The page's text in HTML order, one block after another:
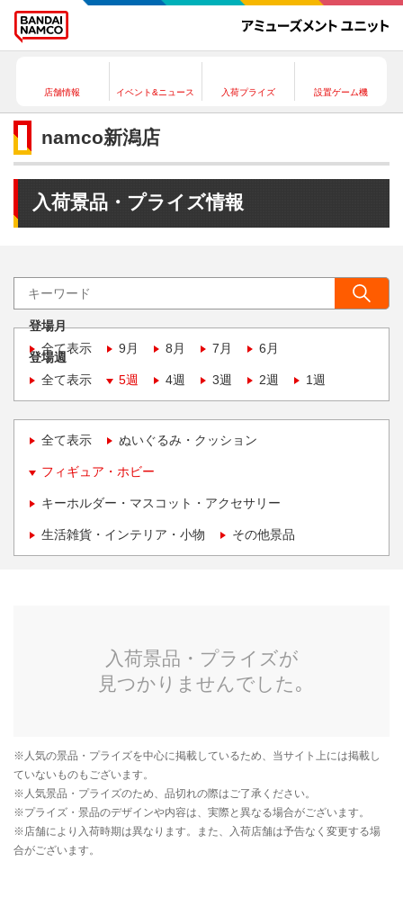
店舗情報 イベント&ニュース 入荷プライズ 設置ゲーム機
namco新潟店
入荷景品・プライズ情報
登場月
全て表示
9月 8月 7月 6月
登場週
全て表示
5週 4週 3週 2週 1週
全て表示 ぬいぐるみ・クッション
フィギュア・ホビー
キーホルダー・マスコット・アクセサリー
生活雑貨・インテリア・小物 その他景品